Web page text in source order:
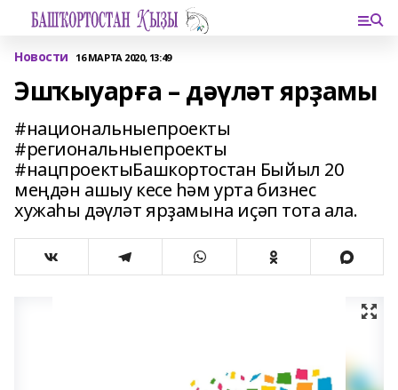
Новости 16 МАРТА 2020, 13:49
Эшҡыуарға – дәүләт ярҙамы
#национальныепроекты
#региональныепроекты
#нацпроектыБашкортостан Быйыл 20
меңдән ашыу кесе һәм урта бизнес
хужаһы дәүләт ярҙамына иҫәп тота ала.